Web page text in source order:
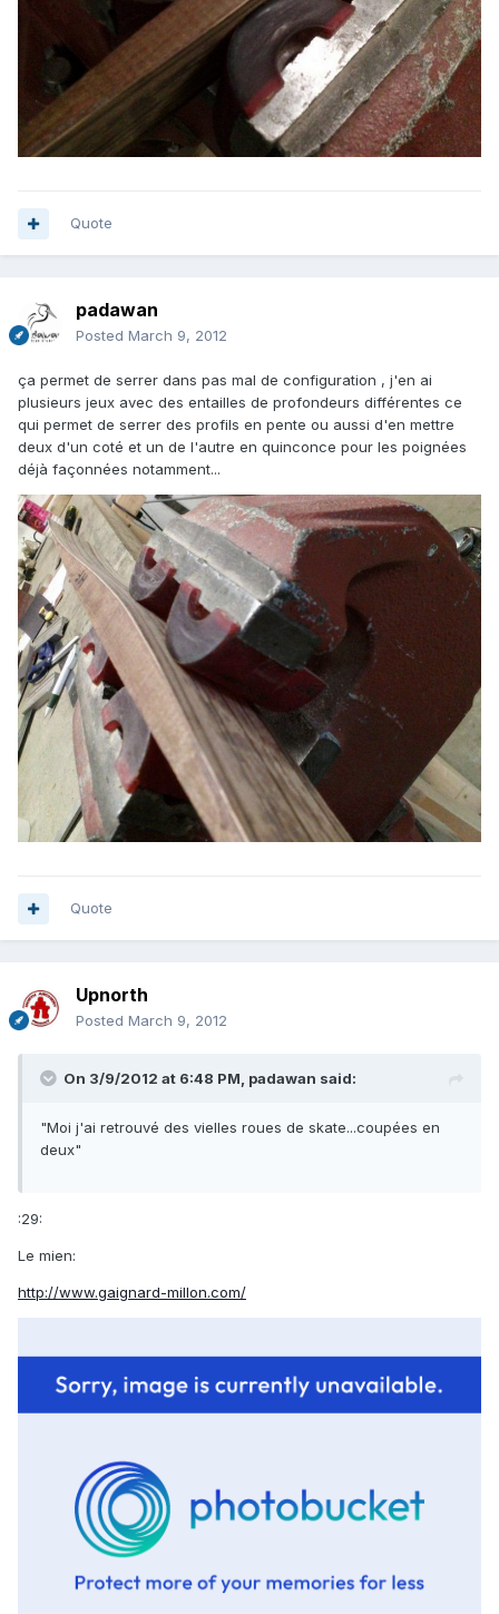
Quote
padawan
Posted March 9, 2012
ça permet de serrer dans pas mal de configuration , j'en ai
plusieurs jeux avec des entailles de profondeurs différentes ce
qui permet de serrer des profils en pente ou aussi d'en mettre
deux d'un coté et un de l'autre en quinconce pour les poignées
déjà façonnées notamment...
Quote
Upnorth
Posted March 9, 2012
On 3/9/2012 at 6:48 PM, padawan said:
"Moi j'ai retrouvé des vielles roues de skate...coupées en
deux"
:29:
Le mien:
http://www.gaignard-millon.com/